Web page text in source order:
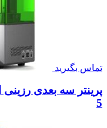
تماس بگیرید
5